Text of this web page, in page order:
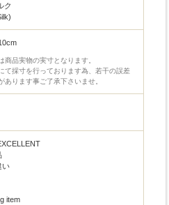
ク
商品実物の実寸となります。
て採寸を行っております為、若干の誤差
あります事ご了承下さいませ。
い
item